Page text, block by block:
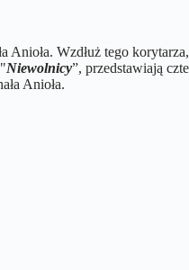
Wzdłuż tego
Niewolnicy”, przedstawiają
Anioła.